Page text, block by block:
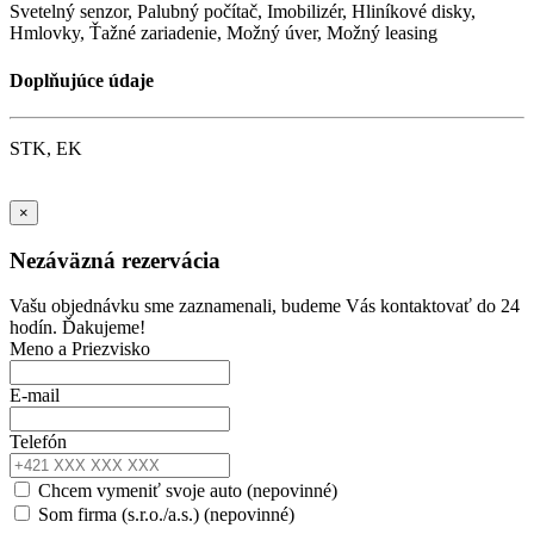
Svetelný senzor, Palubný počítač, Imobilizér, Hliníkové disky,
Hmlovky, Ťažné zariadenie, Možný úver, Možný leasing
Doplňujúce údaje
STK, EK
×
Nezáväzná rezervácia
Vašu objednávku sme zaznamenali, budeme Vás kontaktovať do 24
hodín. Ďakujeme!
Meno a Priezvisko
E-mail
Telefón
Chcem vymeniť svoje auto (nepovinné)
Som firma (s.r.o./a.s.) (nepovinné)